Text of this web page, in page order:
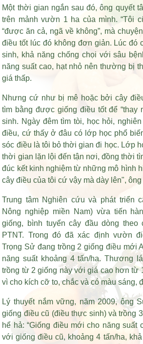
Một thời gian ngắn sau đó, ông quyết
trên mảnh vườn 1 ha của mình. “Tôi
“được ăn cả, ngã về không”, mà
điều tốt lúc đó không đơn giản. Lúc đó
sinh, khả năng chống chọi với sâu
năng suất cao, hạt nhỏ nên thường bị
giá thấp.
Nhưng cứ như bị mê hoặc bởi cây
tìm bằng được giống điều tốt để “thay
sinh. Ngày đêm tìm tòi, học hỏi,
điều, cứ thấy ở đâu có lớp học phổ
sóc điều là tôi bỏ thời gian đi học. Lớp
thời gian lặn lội đến tận nơi, đồng thời
đúc kết kinh nghiệm từ những mô hình
cây điều của tôi cứ vậy mà dày lên",
Trung tâm Nghiên cứu và phát triển
Nông nghiệp miền Nam) vừa tiến
giống, bình tuyển cây đầu dòng
PTNT. Trong đó đã xác định vườn
Trọng Sử đang trồng 2 giống điều mới
năng suất khoảng 4 tấn/ha. Thương
trồng từ 2 giống này với giá cao hơn từ
vì cho kích cỡ to, chắc và có màu sáng,
Lý thuyết nắm vững, năm 2009, ông
giống điều cũ (điều thực sinh) và trồng
hể hả: “Giống điều mới cho năng suất
với giống điều cũ, khoảng 4 tấn/ha,